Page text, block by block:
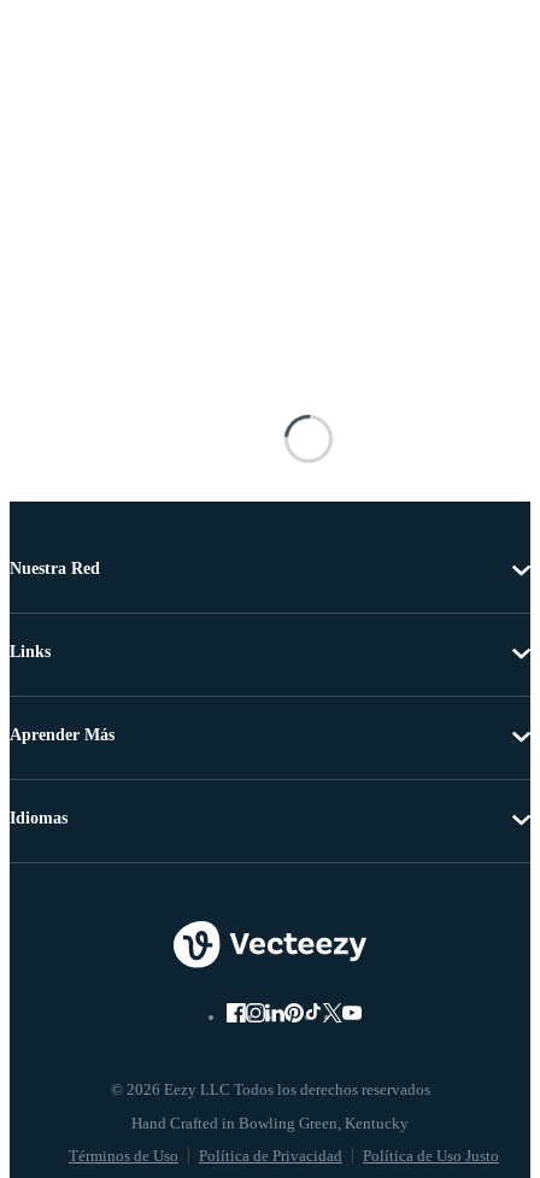
Nuestra Red
Links
Aprender Más
© 2026 Eezy LLC Todos los derechos reservados
Términos de Uso Política de Privacidad Política de Uso Justo
Idiomas